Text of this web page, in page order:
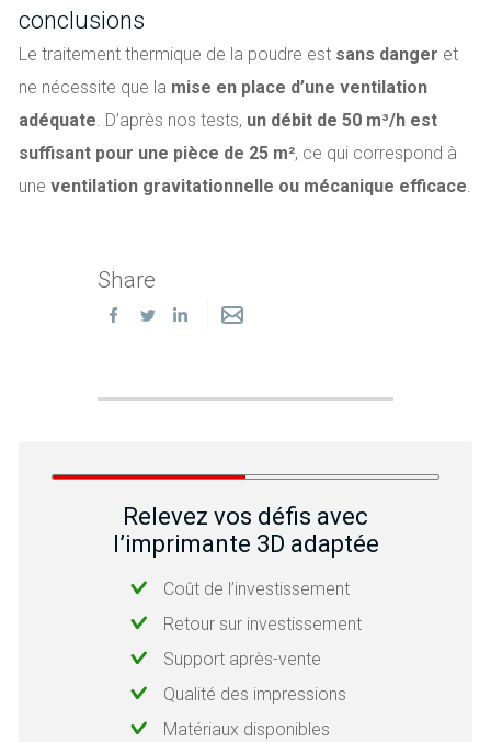
conclusions
Le traitement thermique de la poudre est sans danger et
ne nécessite que la mise en place d’une ventilation
adéquate. D’après nos tests, un débit de 50 m³/h est
suffisant pour une pièce de 25 m², ce qui correspond à
une ventilation gravitationnelle ou mécanique efficace.
Share
Relevez vos défis avec
l’imprimante 3D adaptée
Coût de l’investissement
Retour sur investissement
Support après-vente
Qualité des impressions
Matériaux disponibles